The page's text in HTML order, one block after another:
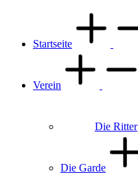
Startseite
Verein
Die Ritter
Die Garde